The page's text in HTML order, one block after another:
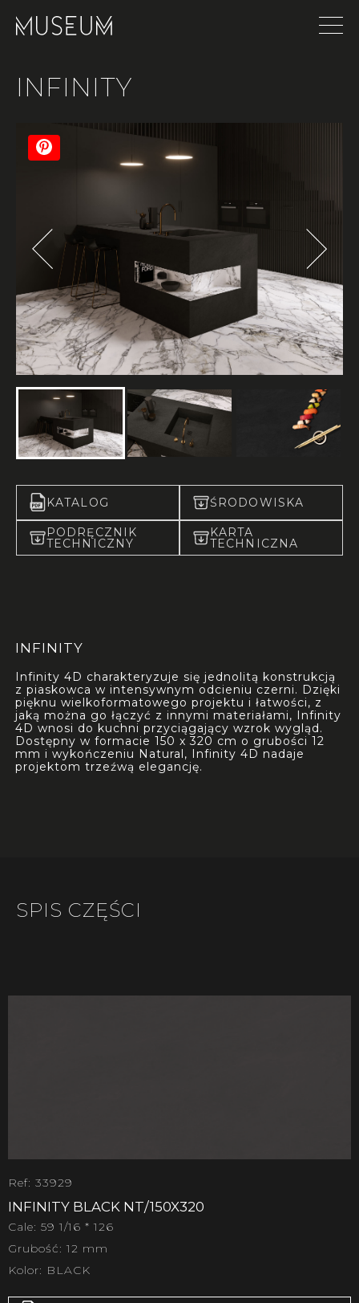
INFINITY
KATALOG ŚRODOWISKA
PODRĘCZNIK
TECHNICZNY
KARTA
TECHNICZNA
INFINITY
Infinity 4D charakteryzuje się jednolitą konstrukcją
z piaskowca w intensywnym odcieniu czerni. Dzięki
pięknu wielkoformatowego projektu i łatwości, z
jaką można go łączyć z innymi materiałami, Infinity
4D wnosi do kuchni przyciągający wzrok wygląd.
Dostępny w formacie 150 x 320 cm o grubości 12
mm i wykończeniu Natural, Infinity 4D nadaje
projektom trzeźwą elegancję.
SPIS CZĘŚCI
Ref: 33929
INFINITY BLACK NT/150X320
Cale: 59 1/16 * 126
Grubość: 12 mm
Kolor: BLACK